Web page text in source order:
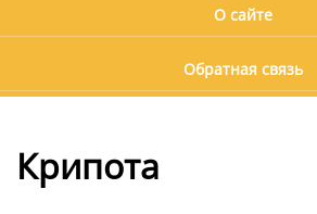
О сайте
Обратная связь
Крипота